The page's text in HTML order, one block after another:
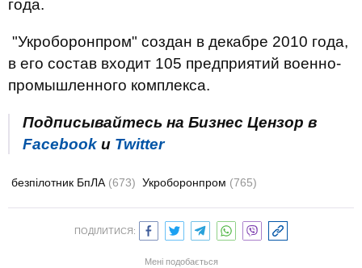
года.
"Укроборонпром" создан в декабре 2010 года,
в его состав входит 105 предприятий военно-
промышленного комплекса.
Подписывайтесь на Бизнес Цензор в
Facebook и Twitter
безпілотник БпЛА (673) Укроборонпром (765)
ПОДІЛИТИСЯ:
Мені подобається